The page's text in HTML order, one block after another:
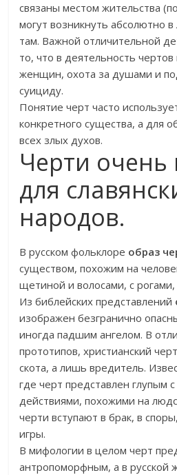
связаны местом жительства
могут возникнуть абсолютно
там. Важной отличительной
то, что в деятельность
женщин, охота за душами и
суициду.
Понятие черт часто
конкретного существа, а для
всех злых духов.
Черти очень
для
народов.
В русском фольклоре образ
существом, похожим на
щетиной и волосами, с
Из библейских представлений
изображен безгранично
иногда падшим ангелом. В
прототипов, христианский
скота, а лишь вредитель.
где черт представлен глупым
действиями, похожими на
черти вступают в брак, в
игры.
В мифологии в целом черт
антропоморфным, а в русской